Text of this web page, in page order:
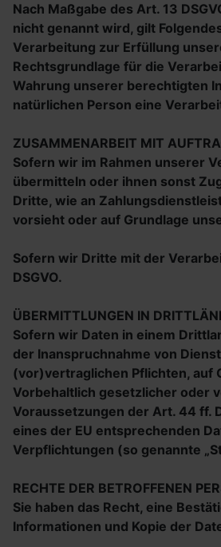
Nach Maßgabe des Art. 13
nicht genannt wird, gilt
Verarbeitung zur Erfüllung
Rechtsgrundlage für die
Wahrung unserer berechtigten
natürlichen Person eine
ZUSAMMENARBEIT MIT
Sofern wir im Rahmen unserer
übermitteln oder ihnen sonst
Dritte, wie an
vorsieht oder auf Grundlage
Sofern wir Dritte mit der
DSGVO.
ÜBERMITTLUNGEN IN
Sofern wir Daten in einem
der Inanspruchnahme von
(vor)vertraglichen Pflichten, auf
Vorbehaltlich gesetzlicher oder
Voraussetzungen der Art. 44 ff.
eines der EU entsprechenden
Verpflichtungen (so genannte
RECHTE DER BETROFFENEN
Sie haben das Recht, eine
Informationen und Kopie der